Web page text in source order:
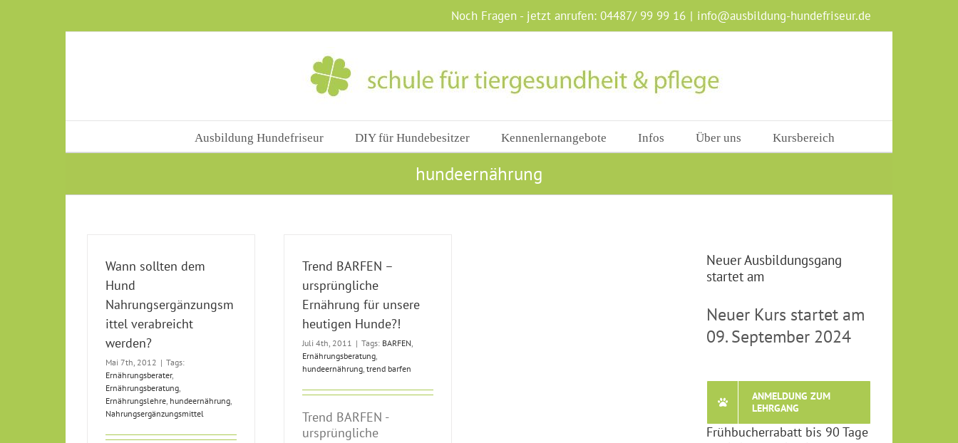
Noch Fragen - jetzt anrufen: 04487/ 99 99 16 | info@ausbildung-hundefriseur.de
Ausbildung Hundefriseur DIY für Hundebesitzer Kennenlernangebote Infos Über uns Kursbereich
hundeernährung
Wann sollten dem
Hund
Nahrungsergänzungsm
ittel verabreicht
werden?
Mai 7th, 2012 | Tags:
Ernährungsberater,
Ernährungsberatung,
Ernährungslehre, hundeernährung,
Nahrungsergänzungsmittel
Trend BARFEN –
ursprüngliche
Ernährung für unsere
heutigen Hunde?!
Juli 4th, 2011 | Tags: BARFEN,
Ernährungsberatung,
hundeernährung, trend barfen
Trend BARFEN -
ursprüngliche
Neuer Ausbildungsgang
startet am
Neuer Kurs startet am
09. September 2024
ANMELDUNG ZUM
LEHRGANG
Frühbucherrabatt bis 90 Tage